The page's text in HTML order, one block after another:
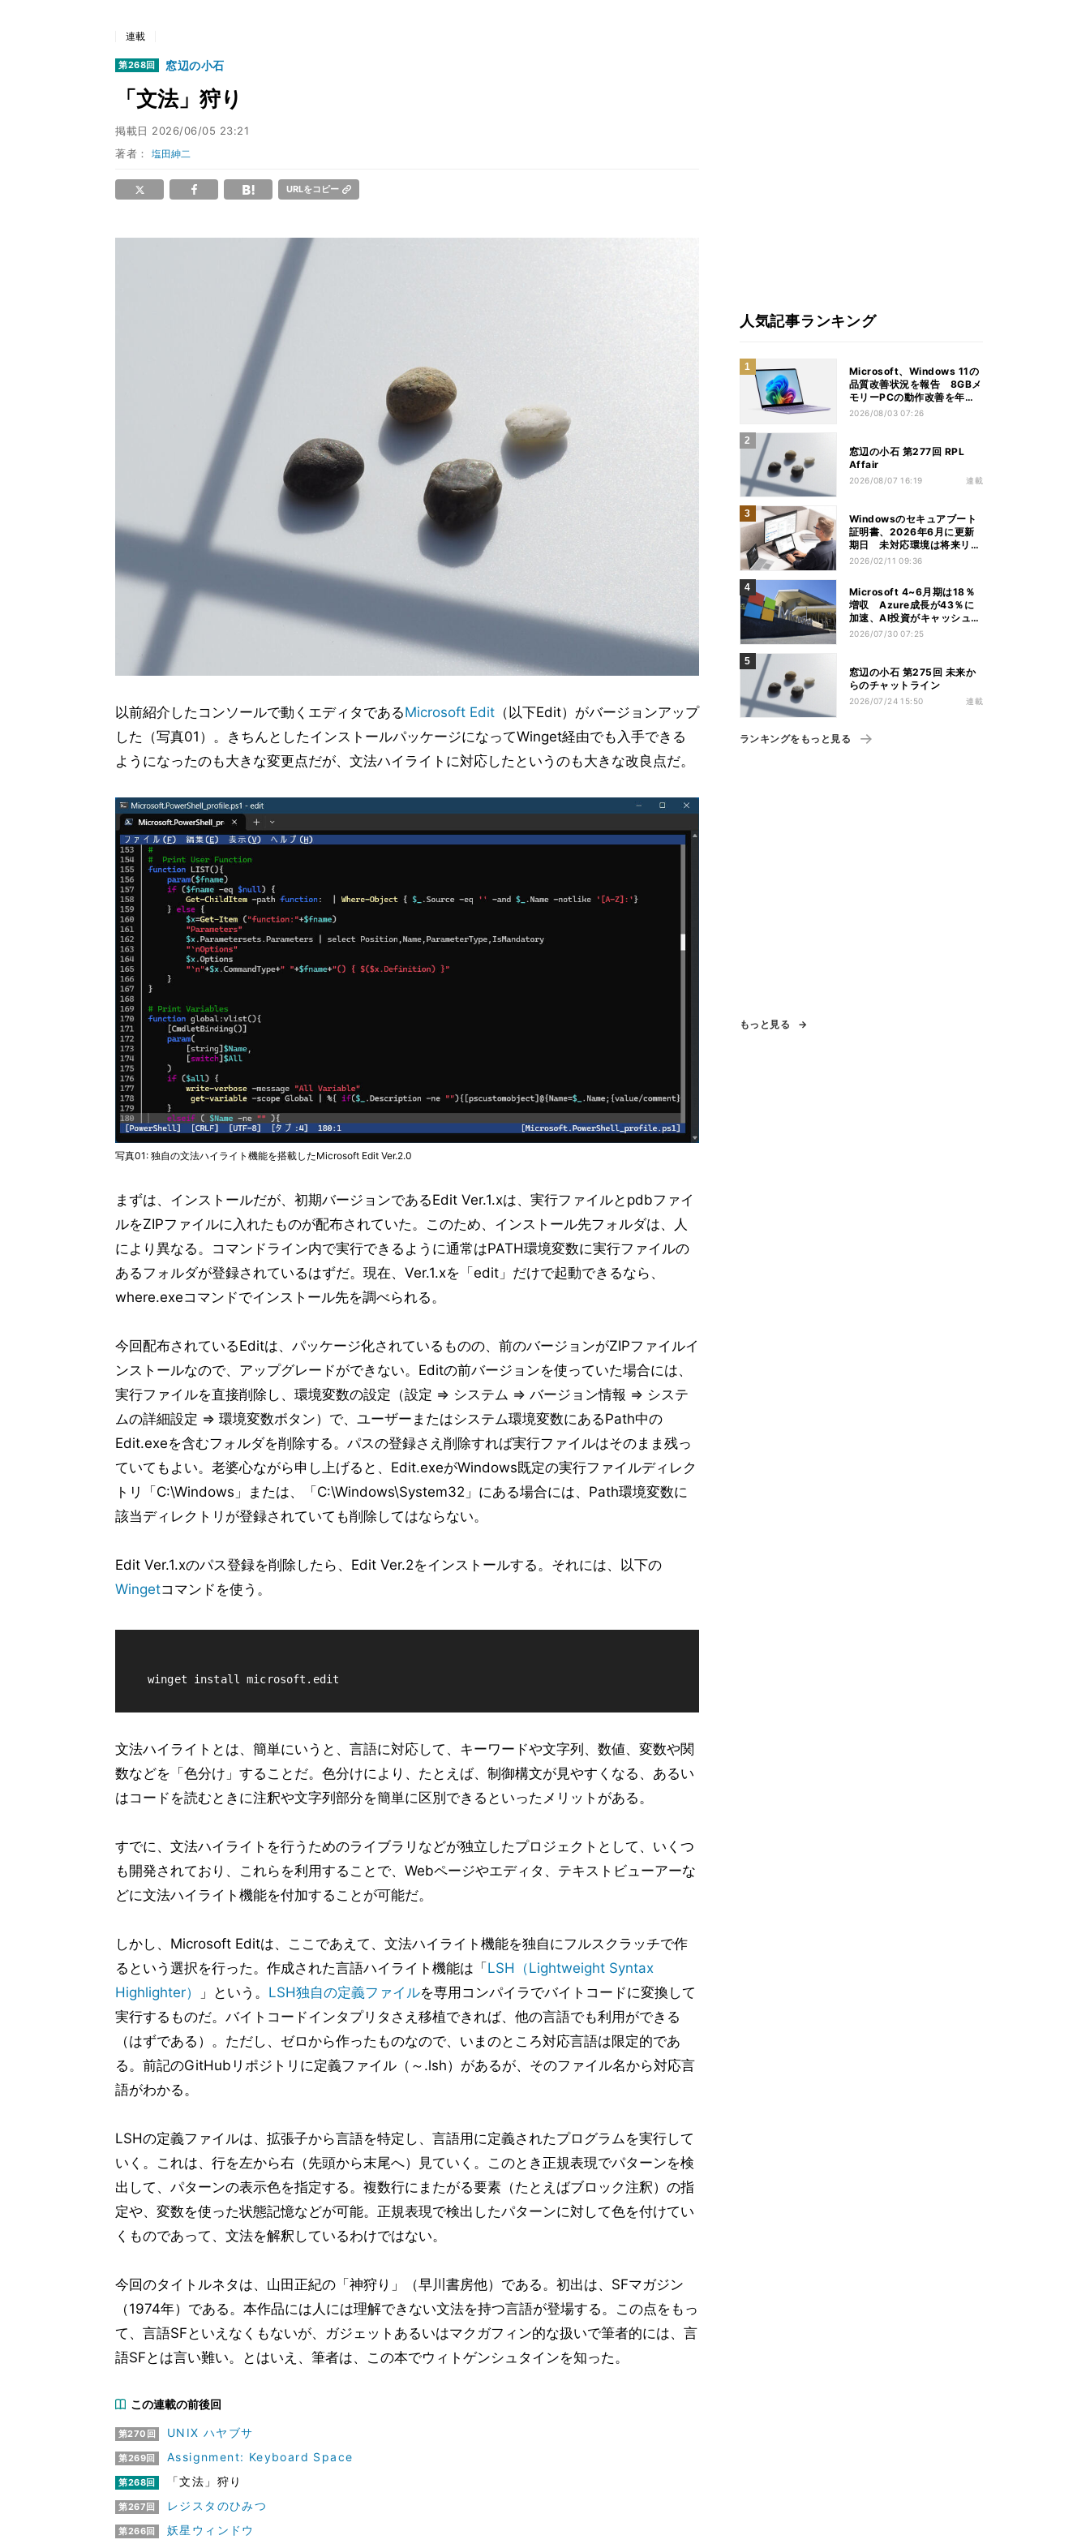
連載
第268回 窓辺の小石
「文法」狩り
掲載日 2026/06/05 23:21
著者：塩田紳二
URLをコピー
以前紹介したコンソールで動くエディタであるMicrosoft Edit （以下Edit）がバージョンアップ
した（写真01）。きちんとしたインストールパッケージになってWinget経由でも入手できる
ようになったのも大きな変更点だが、文法ハイライトに対応したというのも大きな改良点だ。
写真01: 独自の文法ハイライト機能を搭載したMicrosoft Edit Ver.2.0
まずは、インストールだが、初期バージョンであるEdit Ver.1.xは、実行ファイルとpdbファイ
ルをZIPファイルに入れたものが配布されていた。このため、インストール先フォルダは、人
により異なる。コマンドライン内で実行できるように通常はPATH環境変数に実行ファイルの
あるフォルダが登録されているはずだ。現在、Ver.1.xを「edit」だけで起動できるなら、
where.exeコマンドでインストール先を調べられる。
今回配布されているEditは、パッケージ化されているものの、前のバージョンがZIPファイルイ
ンストールなので、アップグレードができない。Editの前バージョンを使っていた場合には、
実行ファイルを直接削除し、環境変数の設定（設定 ⇒ システム ⇒ バージョン情報 ⇒ システ
ムの詳細設定 ⇒ 環境変数ボタン）で、ユーザーまたはシステム環境変数にあるPath中の
Edit.exeを含むフォルダを削除する。パスの登録さえ削除すれば実行ファイルはそのまま残っ
ていてもよい。老婆心ながら申し上げると、Edit.exeがWindows既定の実行ファイルディレク
トリ「C:\Windows」または、「C:\Windows\System32」にある場合には、Path環境変数に
該当ディレクトリが登録されていても削除してはならない。
Edit Ver.1.xのパス登録を削除したら、Edit Ver.2をインストールする。それには、以下の
Wingetコマンドを使う。
文法ハイライトとは、簡単にいうと、言語に対応して、キーワードや文字列、数値、変数や関
数などを「色分け」することだ。色分けにより、たとえば、制御構文が見やすくなる、あるい
はコードを読むときに注釈や文字列部分を簡単に区別できるといったメリットがある。
すでに、文法ハイライトを行うためのライブラリなどが独立したプロジェクトとして、いくつ
も開発されており、これらを利用することで、Webページやエディタ、テキストビューアーな
どに文法ハイライト機能を付加することが可能だ。
しかし、Microsoft Editは、ここであえて、文法ハイライト機能を独自にフルスクラッチで作
るという選択を行った。作成された言語ハイライト機能は「 LSH（Lightweight Syntax
Highlighter）
」という。 LSH独自の定義ファイルを専用コンパイラでバイトコードに変換して
実行するものだ。バイトコードインタプリタさえ移植できれば、他の言語でも利用ができる
（はずである）。ただし、ゼロから作ったものなので、いまのところ対応言語は限定的であ
る。前記のGitHubリポジトリに定義ファイル（～.lsh）があるが、そのファイル名から対応言
語がわかる。
LSHの定義ファイルは、拡張子から言語を特定し、言語用に定義されたプログラムを実行して
いく。これは、行を左から右（先頭から末尾へ）見ていく。このとき正規表現でパターンを検
出して、パターンの表示色を指定する。複数行にまたがる要素（たとえばブロック注釈）の指
定や、変数を使った状態記憶などが可能。正規表現で検出したパターンに対して色を付けてい
くものであって、文法を解釈しているわけではない。
今回のタイトルネタは、山田正紀の「神狩り」（早川書房他）である。初出は、SFマガジン
（1974年）である。本作品には人には理解できない文法を持つ言語が登場する。この点をもっ
て、言語SFといえなくもないが、ガジェットあるいはマクガフィン的な扱いで筆者的には、言
語SFとは言い難い。とはいえ、筆者は、この本でウィトゲンシュタインを知った。
この連載の前後回
第270回 UNIX ハヤブサ
第269回 Assignment: Keyboard Space
第268回 「文法」狩り
第267回 レジスタのひみつ
第266回 妖星ウィンドウ
人気記事ランキング
Microsoft、Windows 11の
品質改善状況を報告 8GBメ
モリーPCの動作改善を年内
推進
2026/08/03 07:26
窓辺の小石 第277回 RPL
Affair
2026/08/07 16:19 連載
Windowsのセキュアブート
証明書、2026年6月に更新
期日 未対応環境は将来リス
クも
2026/02/11 09:36
Microsoft 4~6月期は18％
増収 Azure成長が43％に
加速、AI投資がキャッシュフ
ロー圧迫
2026/07/30 07:25
窓辺の小石 第275回 未来か
らのチャットライン
2026/07/24 15:50 連載
ランキングをもっと見る
もっと見る